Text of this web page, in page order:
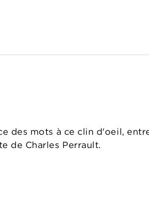
des mots à ce clin d'oeil,
de Charles Perrault.